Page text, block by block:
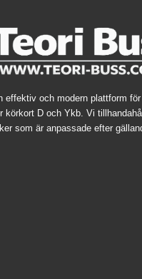
effektiv och modern plattform
körkort D och Ykb. Vi
som är anpassade efter